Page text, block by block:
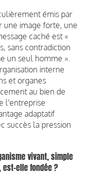
émis par
une image forte, une
caché est «
sans contradiction
un seul homme ».
interne
et organes
au bien de
l'entreprise
adaptatif
succès la pression
vivant, simple
elle fondée ?